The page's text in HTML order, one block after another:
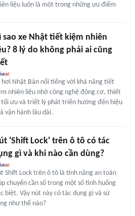
liệu luôn là một trong những ưu điểm
sao xe Nhật tiết kiệm nhiên
8 lý do không phải ai cũng
hơi Nhật Bản nổi tiếng với khả năng tiết
nhiên liệu nhờ công nghệ động cơ, thiết
tối ưu và triết lý phát triển hướng đến hiệu
vận hành lâu dài.
'Shift Lock' trên ô tô có tác
gì và khi nào cần dùng?
Shift Lock trên ô tô là tính năng an toàn
chuyển cần số trong một số tình huống
biệt. Vậy nút này có tác dụng gì và sử
như thế nào?